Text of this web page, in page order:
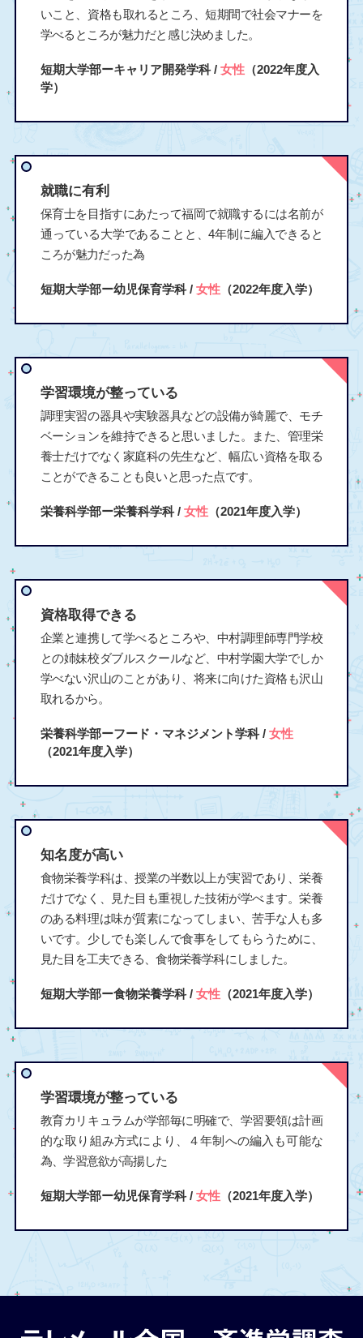
いこと、資格も取れるところ、短期間で社会マナーを
学べるところが魅力だと感じ決めました。
短期大学部ーキャリア開発学科 / 女性（2022年度入
学）
就職に有利
保育士を目指すにあたって福岡で就職するには名前が
通っている大学であることと、4年制に編入できると
ころが魅力だった為
短期大学部ー幼児保育学科 / 女性（2022年度入学）
学習環境が整っている
調理実習の器具や実験器具などの設備が綺麗で、モチ
ベーションを維持できると思いました。また、管理栄
養士だけでなく家庭科の先生など、幅広い資格を取る
ことができることも良いと思った点です。
栄養科学部ー栄養科学科 / 女性（2021年度入学）
資格取得できる
企業と連携して学べるところや、中村調理師専門学校
との姉妹校ダブルスクールなど、中村学園大学でしか
学べない沢山のことがあり、将来に向けた資格も沢山
取れるから。
栄養科学部ーフード・マネジメント学科 / 女性
（2021年度入学）
知名度が高い
食物栄養学科は、授業の半数以上が実習であり、栄養
だけでなく、見た目も重視した技術が学べます。栄養
のある料理は味が質素になってしまい、苦手な人も多
いです。少しでも楽しんで食事をしてもらうために、
見た目を工夫できる、食物栄養学科にしました。
短期大学部ー食物栄養学科 / 女性（2021年度入学）
学習環境が整っている
教育カリキュラムが学部毎に明確で、学習要領は計画
的な取り組み方式により、４年制への編入も可能な
為、学習意欲が高揚した
短期大学部ー幼児保育学科 / 女性（2021年度入学）